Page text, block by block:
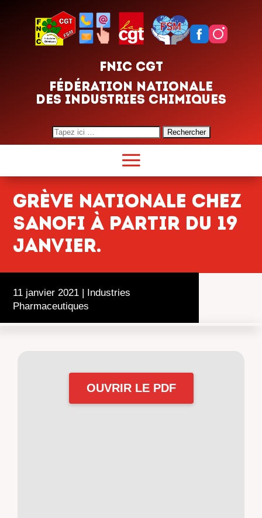
FNIC CGT
FÉDÉRATION NATIONALE
DES INDUSTRIES CHIMIQUES
Search
for:
Grève nationale chez
SANOFI à partir du 19
janvier.
11 janvier 2021 | Industries
Pharmaceutiques
OUVRIR LE PDF